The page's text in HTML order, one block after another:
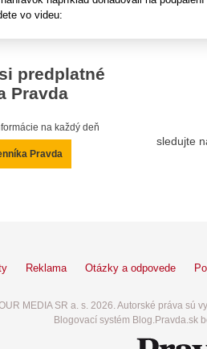
vo videu:
predplatné
Pravda
na každý deň
Pravda
sledujte
Reklama Otázky a odpovede
MEDIA SR a. s. 2026. Autorské práva sú
Blogovací systém Blog.Pravda.sk